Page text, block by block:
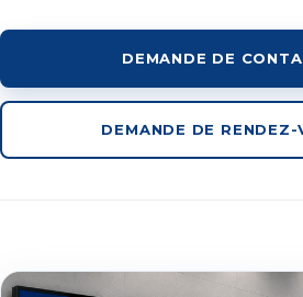
DEMANDE DE
DEMANDE DE RENDEZ-